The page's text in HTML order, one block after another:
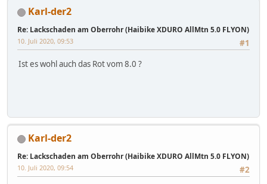
Karl-der2
Re: Lackschaden am Oberrohr (Haibike XDURO AllMtn 5.0 FLYON)
#1
10. Juli 2020, 09:53
Ist es wohl auch das Rot vom 8.0 ?
Karl-der2
Re: Lackschaden am Oberrohr (Haibike XDURO AllMtn 5.0 FLYON)
#2
10. Juli 2020, 09:54